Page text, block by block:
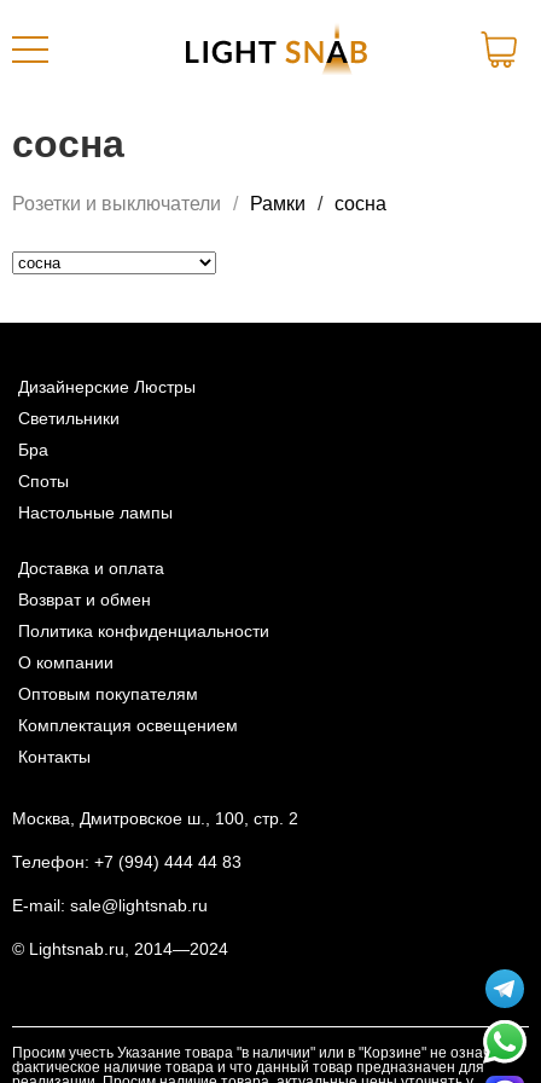
сосна
Розетки и выключатели Рамки сосна
Дизайнерские Люстры
Светильники
Бра
Споты
Настольные лампы
Доставка и оплата
Возврат и обмен
Политика конфиденциальности
О компании
Оптовым покупателям
Комплектация освещением
Контакты
Москва, Дмитровское ш., 100, стр. 2
Телефон: +7 (994) 444 44 83
E-mail: sale@lightsnab.ru
© Lightsnab.ru, 2014—2024
Просим учесть Указание товара "в наличии" или в "Корзине" не означает
фактическое наличие товара и что данный товар предназначен для